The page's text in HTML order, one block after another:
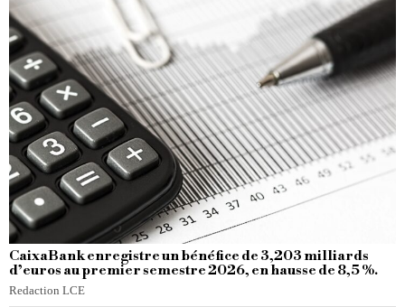
CaixaBank enregistre un bénéfice de 3,203 milliards
d’euros au premier semestre 2026, en hausse de 8,5 %.
Redaction LCE